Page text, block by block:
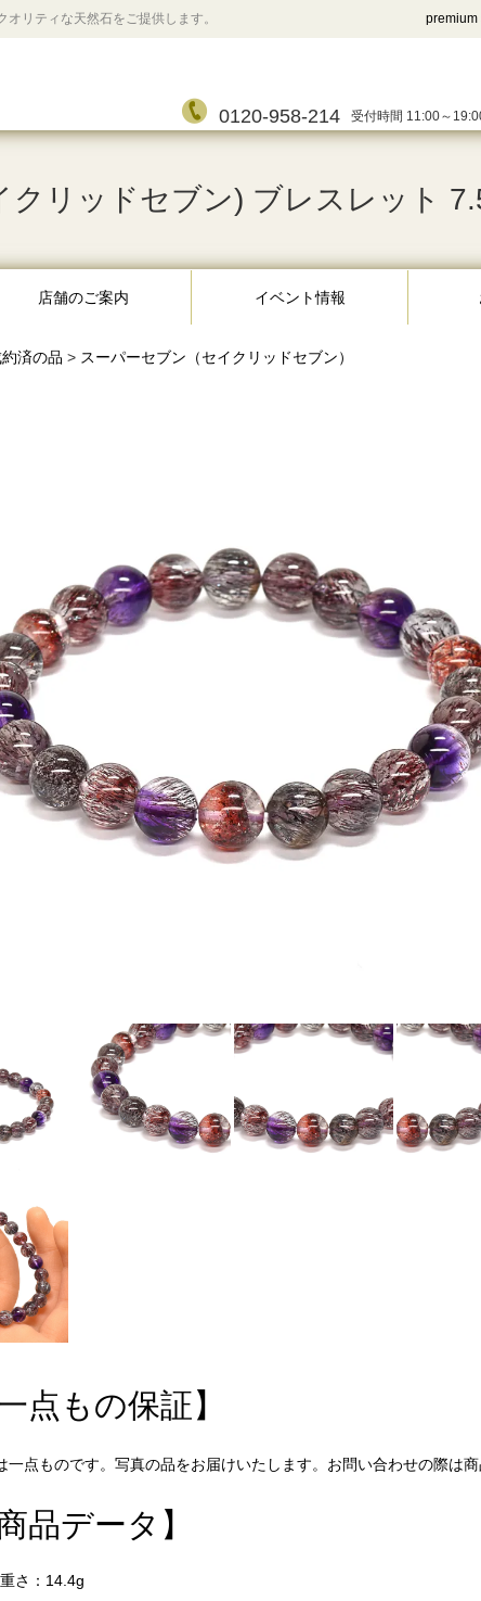
リティな天然石をご提供します。 premium
0120-958-214 受付時間 11:00～
クリッドセブン) ブレスレット
店舗のご案内 イベント情報
約済の品 > スーパーセブン（セイクリッドセブン）
一点もの保証】
一点ものです。写真の品をお届けいたします。お問い合わせの際は
商品データ】
重さ：14.4g